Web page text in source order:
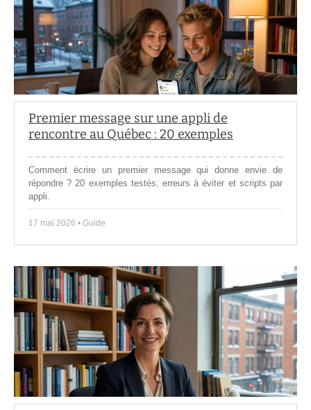
Premier message sur une appli de
rencontre au Québec : 20 exemples
Comment écrire un premier message qui donne envie de
répondre ? 20 exemples testés, erreurs à éviter et scripts par
appli.
17 mai 2026 • Guide